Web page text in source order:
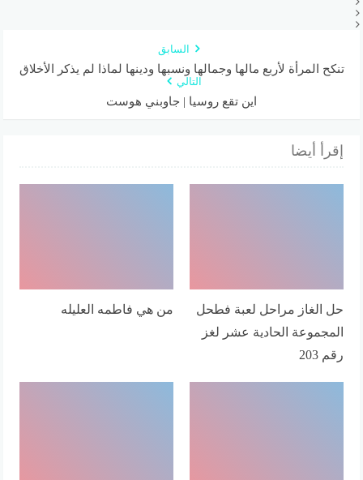
السابق
تنكح المرأة لأربع مالها وجمالها ونسبها ودينها لماذا لم يذكر الأخلاق
التالي
اين تقع روسيا | جاوبني هوست
إقرأ أيضا
حل الغاز مراحل لعبة فطحل
المجموعة الحادية عشر لغز
رقم 203
من هي فاطمه العليله